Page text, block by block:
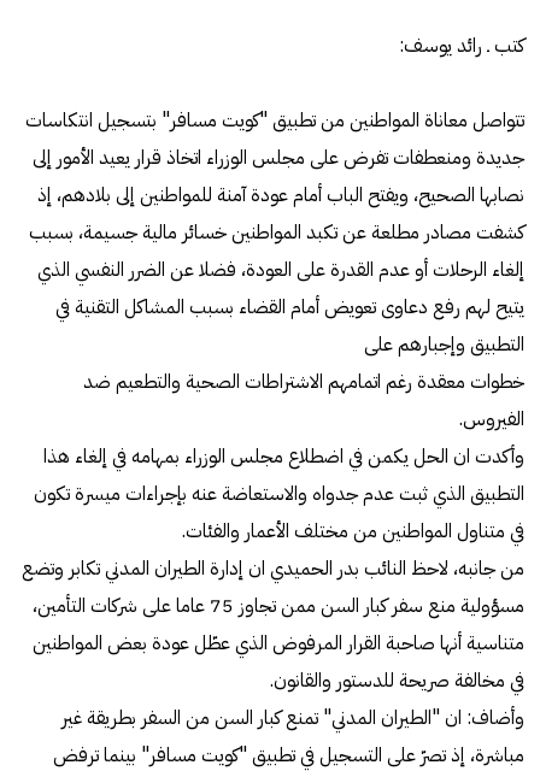
كتب ـ رائد يوسف:
تتواصل معاناة المواطنين من تطبيق "كويت مسافر" بتسجيل انتكاسات
جديدة ومنعطفات تفرض على مجلس الوزراء اتخاذ قرار يعيد الأمور إلى
نصابها الصحيح، ويفتح الباب أمام عودة آمنة للمواطنين إلى بلادهم، إذ
كشفت مصادر مطلعة عن تكبد المواطنين خسائر مالية جسيمة، بسبب
إلغاء الرحلات أو عدم القدرة على العودة، فضلا عن الضرر النفسي الذي
يتيح لهم رفع دعاوى تعويض أمام القضاء بسبب المشاكل التقنية في
التطبيق وإجبارهم على
خطوات معقدة رغم اتمامهم الاشتراطات الصحية والتطعيم ضد
الفيروس.
وأكدت ان الحل يكمن في اضطلاع مجلس الوزراء بمهامه في إلغاء هذا
التطبيق الذي ثبت عدم جدواه والاستعاضة عنه بإجراءات ميسرة تكون
في متناول المواطنين من مختلف الأعمار والفئات.
من جانبه، لاحظ النائب بدر الحميدي ان إدارة الطيران المدني تكابر وتضع
مسؤولية منع سفر كبار السن ممن تجاوز 75 عاما على شركات التأمين،
متناسية أنها صاحبة القرار المرفوض الذي عطّل عودة بعض المواطنين
في مخالفة صريحة للدستور والقانون.
وأضاف: ان "الطيران المدني" تمنع كبار السن من السفر بطريقة غير
مباشرة، إذ تصرّ على التسجيل في تطبيق "كويت مسافر" بينما ترفض